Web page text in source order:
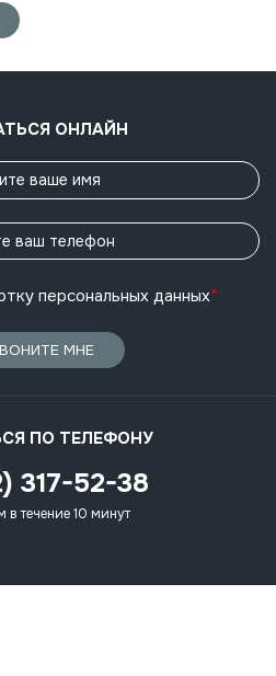
ОНЛАЙН
персональных данных*
МНЕ
ПО ТЕЛЕФОНУ
317-52-38
в течение 10 минут